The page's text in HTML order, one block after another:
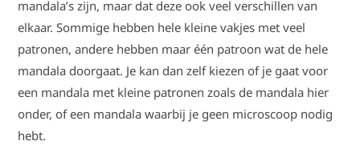
mandala’s zijn, maar dat deze ook veel verschillen van
elkaar. Sommige hebben hele kleine vakjes met veel
patronen, andere hebben maar één patroon wat de hele
mandala doorgaat. Je kan dan zelf kiezen of je gaat voor
een mandala met kleine patronen zoals de mandala hier
onder, of een mandala waarbij je geen microscoop nodig
hebt.